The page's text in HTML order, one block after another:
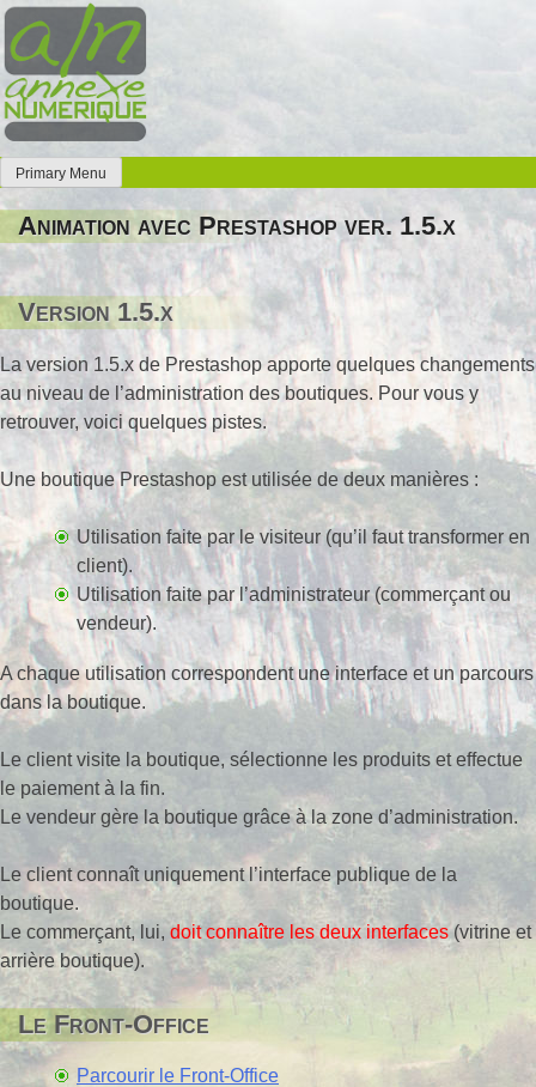
Skip
to
content
Annexe Numérique
Faites l'expérience de la simplicité
Primary Menu
Animation avec Prestashop ver. 1.5.x
Version 1.5.x
La version 1.5.x de Prestashop apporte quelques changements
au niveau de l’administration des boutiques. Pour vous y
retrouver, voici quelques pistes.
Une boutique Prestashop est utilisée de deux manières :
Utilisation faite par le visiteur (qu’il faut transformer en
client).
Utilisation faite par l’administrateur (commerçant ou
vendeur).
A chaque utilisation correspondent une interface et un parcours
dans la boutique.
Le client visite la boutique, sélectionne les produits et effectue
le paiement à la fin.
Le vendeur gère la boutique grâce à la zone d’administration.
Le client connaît uniquement l’interface publique de la
boutique.
Le commerçant, lui, doit connaître les deux interfaces(vitrine et
arrière boutique).
Le Front-Office
Parcourir le Front-Office